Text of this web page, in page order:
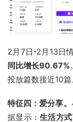
2月7日-2月13日
同比增长90.67%
投放篇数接近10篇
特征四：爱分享。
据显示：生活方